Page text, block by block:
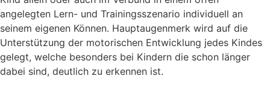
angelegten Lern- und Trainingsszenario individuell an
seinem eigenen Können. Hauptaugenmerk wird auf die
Unterstützung der motorischen Entwicklung jedes Kindes
gelegt, welche besonders bei Kindern die schon länger
dabei sind, deutlich zu erkennen ist.